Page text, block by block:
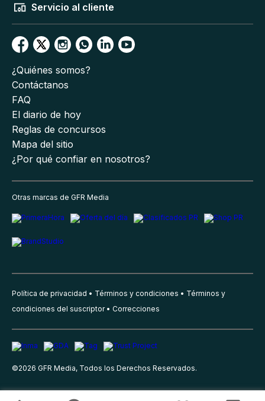
Servicio al cliente
¿Quiénes somos?
Contáctanos
FAQ
El diario de hoy
Reglas de concursos
Mapa del sitio
¿Por qué confiar en nosotros?
Otras marcas de GFR Media
Política de privacidad Términos y condiciones
Términos y
condiciones del suscriptor
Correcciones
©2026 GFR Media, Todos los Derechos Reservados.